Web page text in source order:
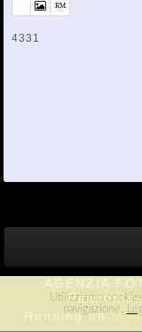
4331
Running on
Utilizziamo
navigazione.